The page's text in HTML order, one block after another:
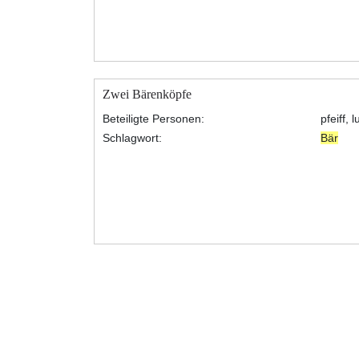
Zwei Bärenköpfe
Beteiligte Personen:
pfeiff,
Schlagwort:
Bär